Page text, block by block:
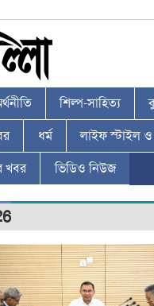
শিল্প-সাহিত্য
ধর্ম লাইফ স্টাইল ও
খবর ভিডিও নিউজ